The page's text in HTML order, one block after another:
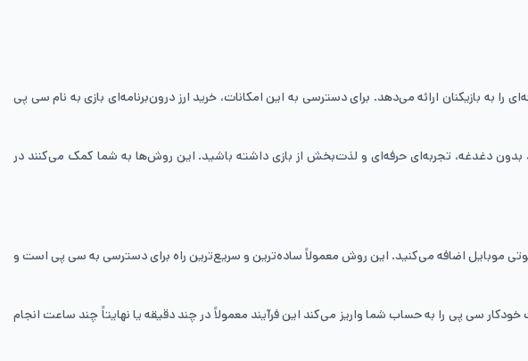
بازیکنان ارائه می‌دهد. برای دسترسی به این امکانات، خرید ارز درون‌برنامه‌ای بازی به نام سی پی
بدون دغدغه، تجربه‌ای حرفه‌ای و لذت‌بخش از بازی داشته باشید. این روش‌ها به شما کمک می‌کنند در
موبایل اضافه می‌کنید. این روش معمولاً ساده‌ترین و سریع‌ترین راه برای دسترسی به سی پی است و
سی پی را به حساب شما واریز می‌کند این فرآیند معمولاً در چند دقیقه یا نهایتاً چند ساعت انجام